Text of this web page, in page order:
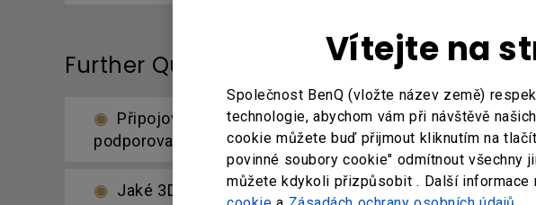
Vítejte na
Společnost BenQ (vložte název země)
technologie, abychom vám při návštěvě
cookie můžete buď přijmout kliknutím na
povinné soubory cookie" odmítnout všechny
můžete kdykoli přizpůsobit . Další informace
Further Query
Připojovací port pro drátové dálkové ovládání se
podporovaná vzdálenost drátového dálkového ovládání?
Jaké 3D brýle jsou doporučeny pro BenQ projektory s